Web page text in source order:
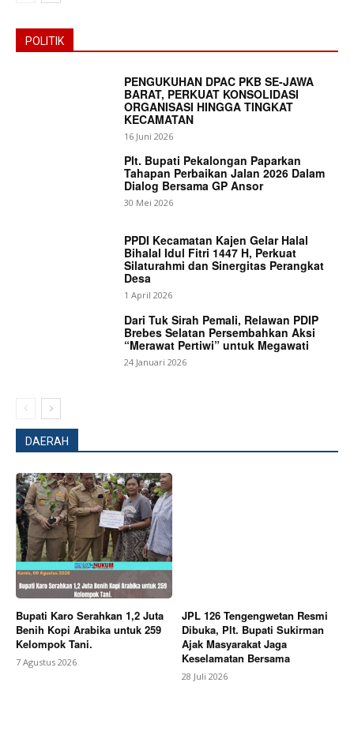
News Week
Magazine PRO
POLITIK
PENGUKUHAN DPAC PKB SE-JAWA
BARAT, PERKUAT KONSOLIDASI
ORGANISASI HINGGA TINGKAT
KECAMATAN
16 Juni 2026
Plt. Bupati Pekalongan Paparkan
Tahapan Perbaikan Jalan 2026 Dalam
Dialog Bersama GP Ansor
30 Mei 2026
PPDI Kecamatan Kajen Gelar Halal
Bihalal Idul Fitri 1447 H, Perkuat
Silaturahmi dan Sinergitas Perangkat
Desa
1 April 2026
Dari Tuk Sirah Pemali, Relawan PDIP
Brebes Selatan Persembahkan Aksi
“Merawat Pertiwi” untuk Megawati
24 Januari 2026
DAERAH
Bupati Karo Serahkan 1,2 Juta
Benih Kopi Arabika untuk 259
Kelompok Tani.
7 Agustus 2026
JPL 126 Tengengwetan Resmi
Dibuka, Plt. Bupati Sukirman
Ajak Masyarakat Jaga
Keselamatan Bersama
28 Juli 2026